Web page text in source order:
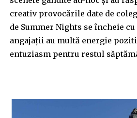
creativ provocările date de
de Summer Nights se încheie
angajații au multă energie
entuziasm pentru restul